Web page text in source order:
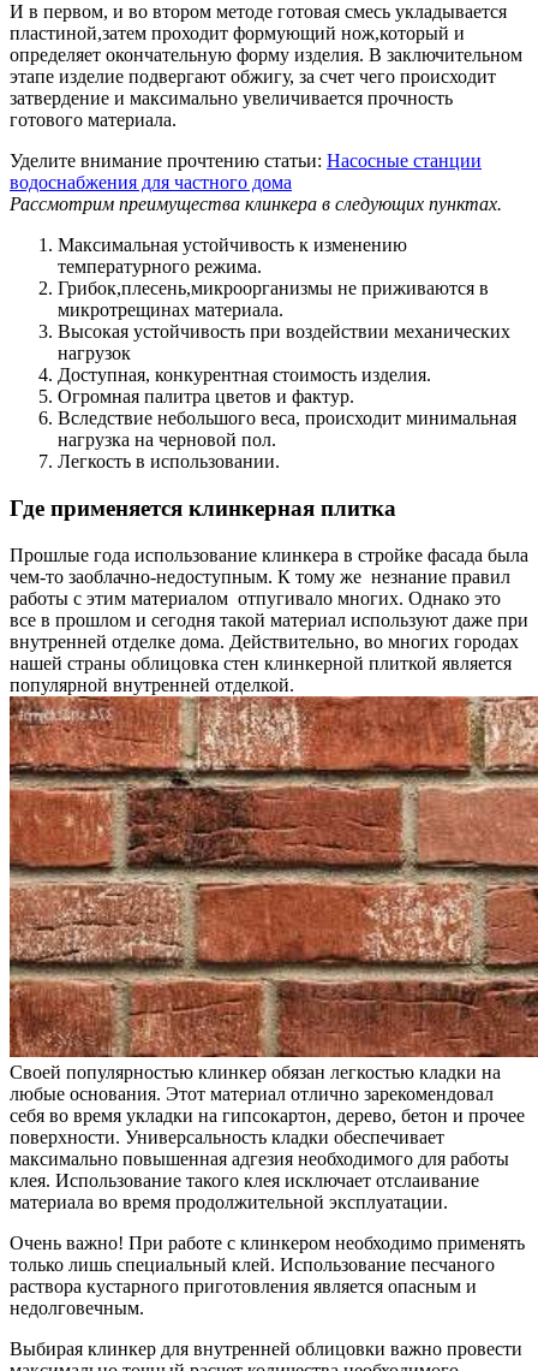
И в первом, и во втором методе готовая смесь укладывается
пластиной,затем проходит формующий нож,который и
определяет окончательную форму изделия. В заключительном
этапе изделие подвергают обжигу, за счет чего происходит
затвердение и максимально увеличивается прочность
готового материала.
Уделите внимание прочтению статьи: Насосные станции
водоснабжения для частного дома
Рассмотрим преимущества клинкера в следующих пунктах.
Максимальная устойчивость к изменению
температурного режима.
Грибок,плесень,микроорганизмы не приживаются в
микротрещинах материала.
Высокая устойчивость при воздействии механических
нагрузок
Доступная, конкурентная стоимость изделия.
Огромная палитра цветов и фактур.
Вследствие небольшого веса, происходит минимальная
нагрузка на черновой пол.
Легкость в использовании.
Где применяется клинкерная плитка
Прошлые года использование клинкера в стройке фасада была
чем-то заоблачно-недоступным. К тому же незнание правил
работы с этим материалом отпугивало многих. Однако это
все в прошлом и сегодня такой материал используют даже при
внутренней отделке дома. Действительно, во многих городах
нашей страны облицовка стен клинкерной плиткой является
популярной внутренней отделкой.
Своей популярностью клинкер обязан легкостью кладки на
любые основания. Этот материал отлично зарекомендовал
себя во время укладки на гипсокартон, дерево, бетон и прочее
поверхности. Универсальность кладки обеспечивает
максимально повышенная адгезия необходимого для работы
клея. Использование такого клея исключает отслаивание
материала во время продолжительной эксплуатации.
Очень важно! При работе с клинкером необходимо применять
только лишь специальный клей. Использование песчаного
раствора кустарного приготовления является опасным и
недолговечным.
Выбирая клинкер для внутренней облицовки важно провести